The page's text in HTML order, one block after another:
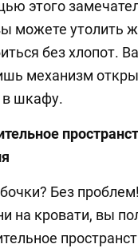
этого
можете утолить
без хлопот.
механизм
шкафу.
Без
на кровати, вы